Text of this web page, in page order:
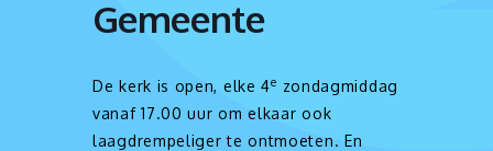
Gemeente
De kerk is open, elke 4e zondagmiddag
vanaf 17.00 uur om elkaar ook
laagdrempeliger te ontmoeten. En